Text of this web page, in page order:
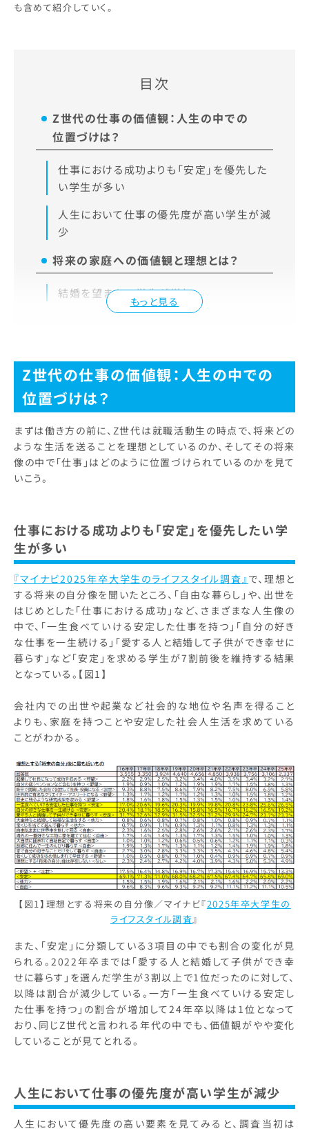
も含めて紹介していく。
目次
もっと見る
Z世代の仕事の価値観：人生の中での
位置づけは？
仕事における成功よりも「安定」を優先した
い学生が多い
人生において仕事の優先度が高い学生が減
少
将来の家庭への価値観と理想とは？
結婚を望まない学生が増加
Z世代の仕事の価値観：人生の中での
位置づけは？
まずは働き方の前に、Z世代は就職活動生の時点で、将来どの
ような生活を送ることを理想としているのか、そしてその将来
像の中で「仕事」はどのように位置づけられているのかを見て
いこう。
仕事における成功よりも「安定」を優先したい学
生が多い
『マイナビ2025年卒大学生のライフスタイル調査』 で、理想と
する将来の自分像を聞いたところ、「自由な暮らし」や、出世を
はじめとした「仕事における成功」など、さまざまな人生像の
中で、「一生食べていける安定した仕事を持つ」「自分の好き
な仕事を一生続ける」「愛する人と結婚して子供ができ幸せに
暮らす」など「安定」を求める学生が7割前後を維持する結果
となっている。【図1】
会社内での出世や起業など社会的な地位や名声を得ること
よりも、家庭を持つことや安定した社会人生活を求めている
ことがわかる。
【図1】理想とする将来の自分像／マイナビ『2025年卒大学生の
ライフスタイル調査 』
また、「安定」に分類している3項目の中でも割合の変化が見
られる。2022年卒までは「愛する人と結婚して子供ができ幸
せに暮らす」を選んだ学生が3割以上で1位だったのに対して、
以降は割合が減少している。一方「一生食べていける安定し
た仕事を持つ」の割合が増加して24年卒以降は1位となって
おり、同じZ世代と言われる年代の中でも、価値観がやや変化
していることが見てとれる。
人生において仕事の優先度が高い学生が減少
人生において優先度の高い要素を見てみると、調査当初は